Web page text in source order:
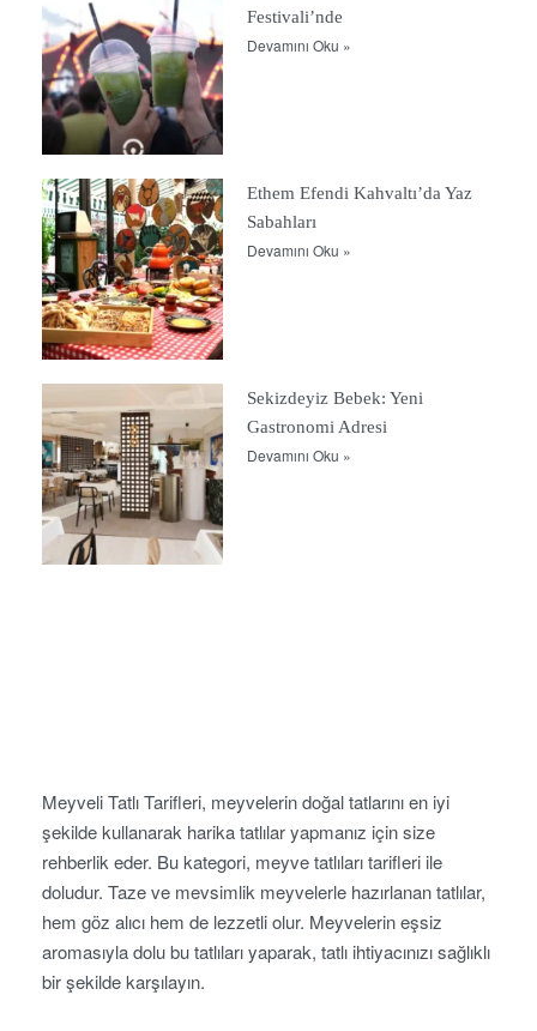
Festivali’nde
Devamını Oku »
Ethem Efendi Kahvaltı’da Yaz
Sabahları
Devamını Oku »
Sekizdeyiz Bebek: Yeni
Gastronomi Adresi
Devamını Oku »
Meyveli Tatlı Tarifleri, meyvelerin doğal tatlarını en iyi
şekilde kullanarak harika tatlılar yapmanız için size
rehberlik eder. Bu kategori, meyve tatlıları tarifleri ile
doludur. Taze ve mevsimlik meyvelerle hazırlanan tatlılar,
hem göz alıcı hem de lezzetli olur. Meyvelerin eşsiz
aromasıyla dolu bu tatlıları yaparak, tatlı ihtiyacınızı sağlıklı
bir şekilde karşılayın.